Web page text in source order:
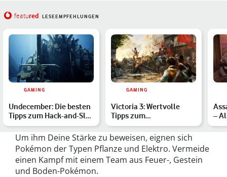
featured LESEEMPFEHLUNGEN
GAMING
Undecember: Die besten
Tipps zum Hack-and-Slay
im Guide
GAMING
Victoria 3: Wertvolle
Tipps zum
Globalstrategiespiel
–
Um ihm Deine Stärke zu beweisen, eignen sich
Pokémon der Typen Pflanze und Elektro. Vermeide
einen Kampf mit einem Team aus Feuer-, Gestein
und Boden-Pokémon.